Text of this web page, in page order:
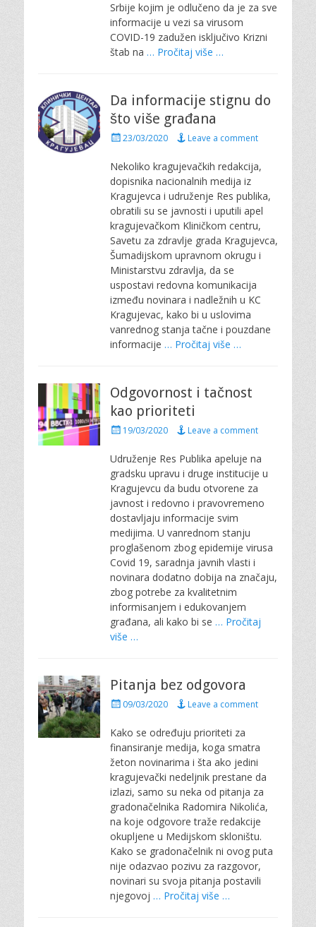
Srbije kojim je odlučeno da je za sve
informacije u vezi sa virusom
COVID-19 zadužen isključivo Krizni
štab na … Pročitaj više …
Da informacije stignu do
što više građana
P
s
e
d
o
n
23/03/2020 Leave a comment
Nekoliko kragujevačkih redakcija,
dopisnika nacionalnih medija iz
Kragujevca i udruženje Res publika,
obratili su se javnosti i uputili apel
kragujevačkom Kliničkom centru,
Savetu za zdravlje grada Kragujevca,
Šumadijskom upravnom okrugu i
Ministarstvu zdravlja, da se
uspostavi redovna komunikacija
između novinara i nadležnih u KC
Kragujevac, kako bi u uslovima
vanrednog stanja tačne i pouzdane
informacije … Pročitaj više …
Odgovornost i tačnost
kao prioriteti
P
s
e
d
o
n
19/03/2020 Leave a comment
Udruženje Res Publika apeluje na
gradsku upravu i druge institucije u
Kragujevcu da budu otvorene za
javnost i redovno i pravovremeno
dostavljaju informacije svim
medijima. U vanrednom stanju
proglašenom zbog epidemije virusa
Covid 19, saradnja javnih vlasti i
novinara dodatno dobija na značaju,
zbog potrebe za kvalitetnim
informisanjem i edukovanjem
građana, ali kako bi se … Pročitaj
više …
Pitanja bez odgovora
P
s
t
e
d
o
n
09/03/2020 Leave a comment
Kako se određuju prioriteti za
finansiranje medija, koga smatra
žeton novinarima i šta ako jedini
kragujevački nedeljnik prestane da
izlazi, samo su neka od pitanja za
gradonačelnika Radomira Nikolića,
na koje odgovore traže redakcije
okupljene u Medijskom skloništu.
Kako se gradonačelnik ni ovog puta
nije odazvao pozivu za razgovor,
novinari su svoja pitanja postavili
njegovoj … Pročitaj više …